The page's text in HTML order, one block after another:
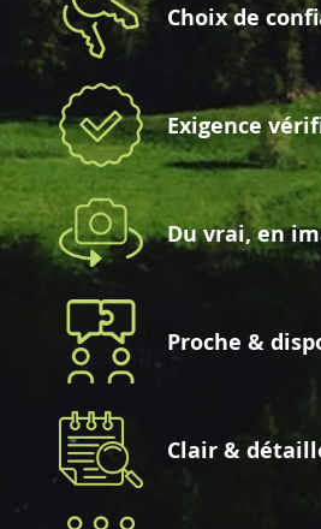
Choix de
Exigence
Du vrai, en
Proche &
Clair &